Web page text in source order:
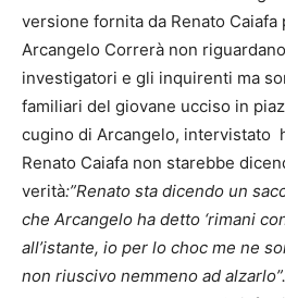
versione fornita da Renato Caiafa
Arcangelo Correrà non
investigatori e gli inquirenti ma
familiari del giovane ucciso in
cugino di Arcangelo, intervistato
Renato Caiafa non starebbe
verità:”Renato sta dicendo un
che Arcangelo ha detto ‘rimani
all’istante, io per lo choc me ne
non riuscivo nemmeno ad alzarlo”.